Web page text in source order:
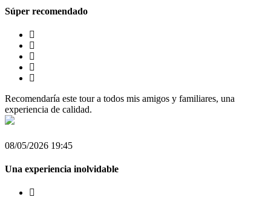
Súper recomendado
Recomendaría este tour a todos mis amigos y familiares, una
experiencia de calidad.
08/05/2026 19:45
Una experiencia inolvidable